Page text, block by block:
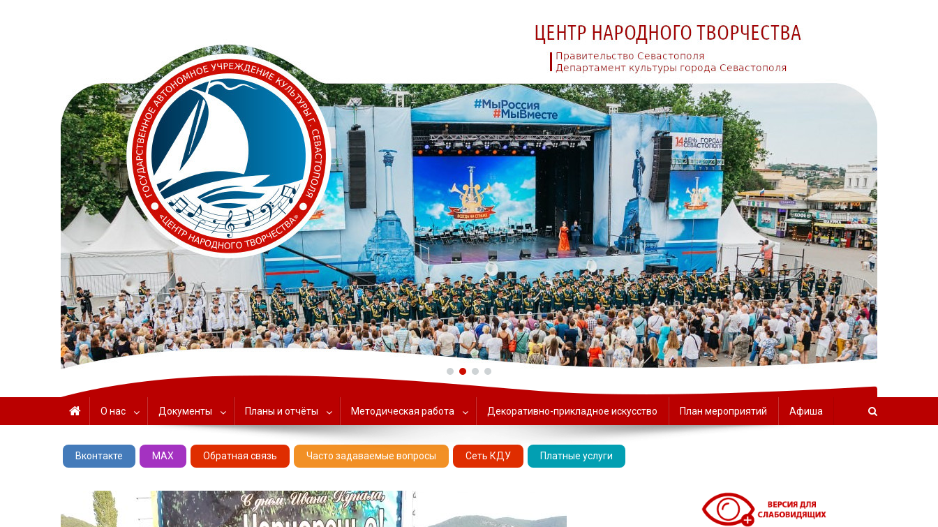
ГАУК «ЦНТ» – Севастопольский Центр народного творчества
О нас Документы Планы и отчёты Методическая работа Декоративно-прикладное искусство План мероприятий Афиша
Вконтакте MAX Обратная связь Часто задаваемые вопросы Сеть КДУ Платные услуги